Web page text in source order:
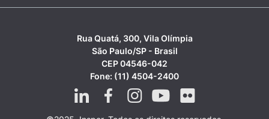
Rua Quatá, 300, Vila Olímpia
São Paulo/SP - Brasil
CEP 04546-042
Fone: (11) 4504-2400